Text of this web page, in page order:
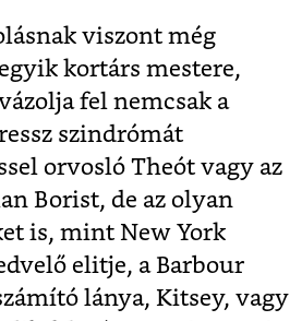
viszont még
kortárs mestere,
fel nemcsak a
szindrómát
orvosló Theót vagy az
Borist, de az olyan
is, mint New York
elitje, a Barbour
lánya, Kitsey, vagy